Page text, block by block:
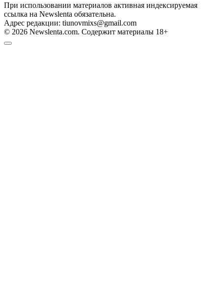
При использовании материалов активная индексируемая
ссылка на Newslenta обязательна.
Адрес редакции: tiunovmixs@gmail.com
© 2026 Newslenta.com. Содержит материалы 18+